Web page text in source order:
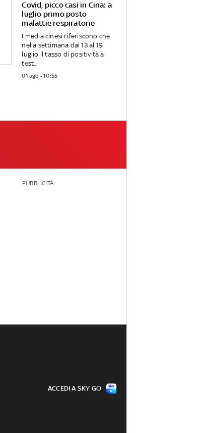
Covid, picco casi in Cina: a
luglio primo posto
malattie respiratorie
I media cinesi riferiscono che
nella settimana dal 13 al 19
luglio il tasso di positività ai
test...
01 ago - 10:55
PUBBLICITÀ
ACCEDI A SKY GO